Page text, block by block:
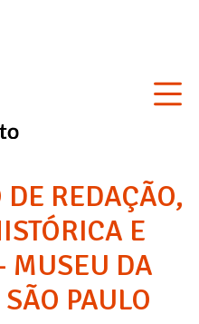
DE REDAÇÃO,
E
MUSEU DA
PAULO